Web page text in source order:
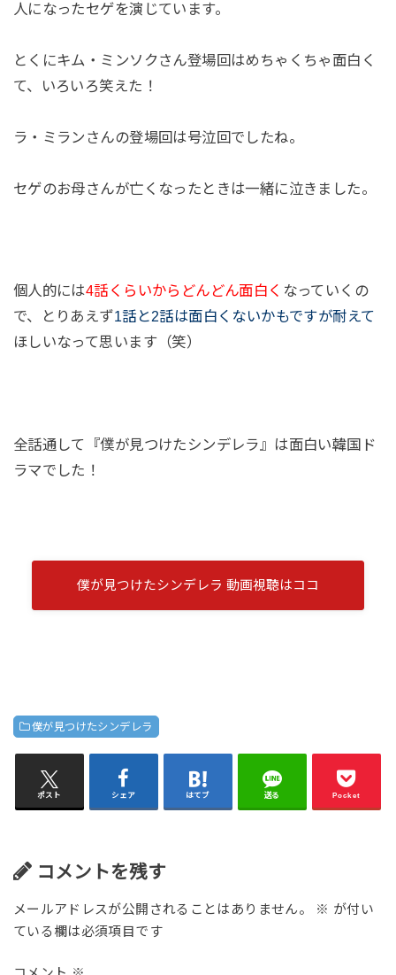
人になったセゲを演じています。
とくにキム・ミンソクさん登場回はめちゃくちゃ面白く
て、いろいろ笑えた！
ラ・ミランさんの登場回は号泣回でしたね。
セゲのお母さんが亡くなったときは一緒に泣きました。
個人的には4話くらいからどんどん面白く なっていくの
で、とりあえず1話と2話は面白くないかもですが耐えて
ほしいなって思います（笑）
全話通して『僕が見つけたシンデレラ』は面白い韓国ド
ラマでした！
僕が見つけたシンデレラ 動画視聴はココ
僕が見つけたシンデレラ
ポスト シェア はてブ 送る Pocket
コメントを残す
メールアドレスが公開されることはありません。 ※ が付い
ている欄は必須項目です